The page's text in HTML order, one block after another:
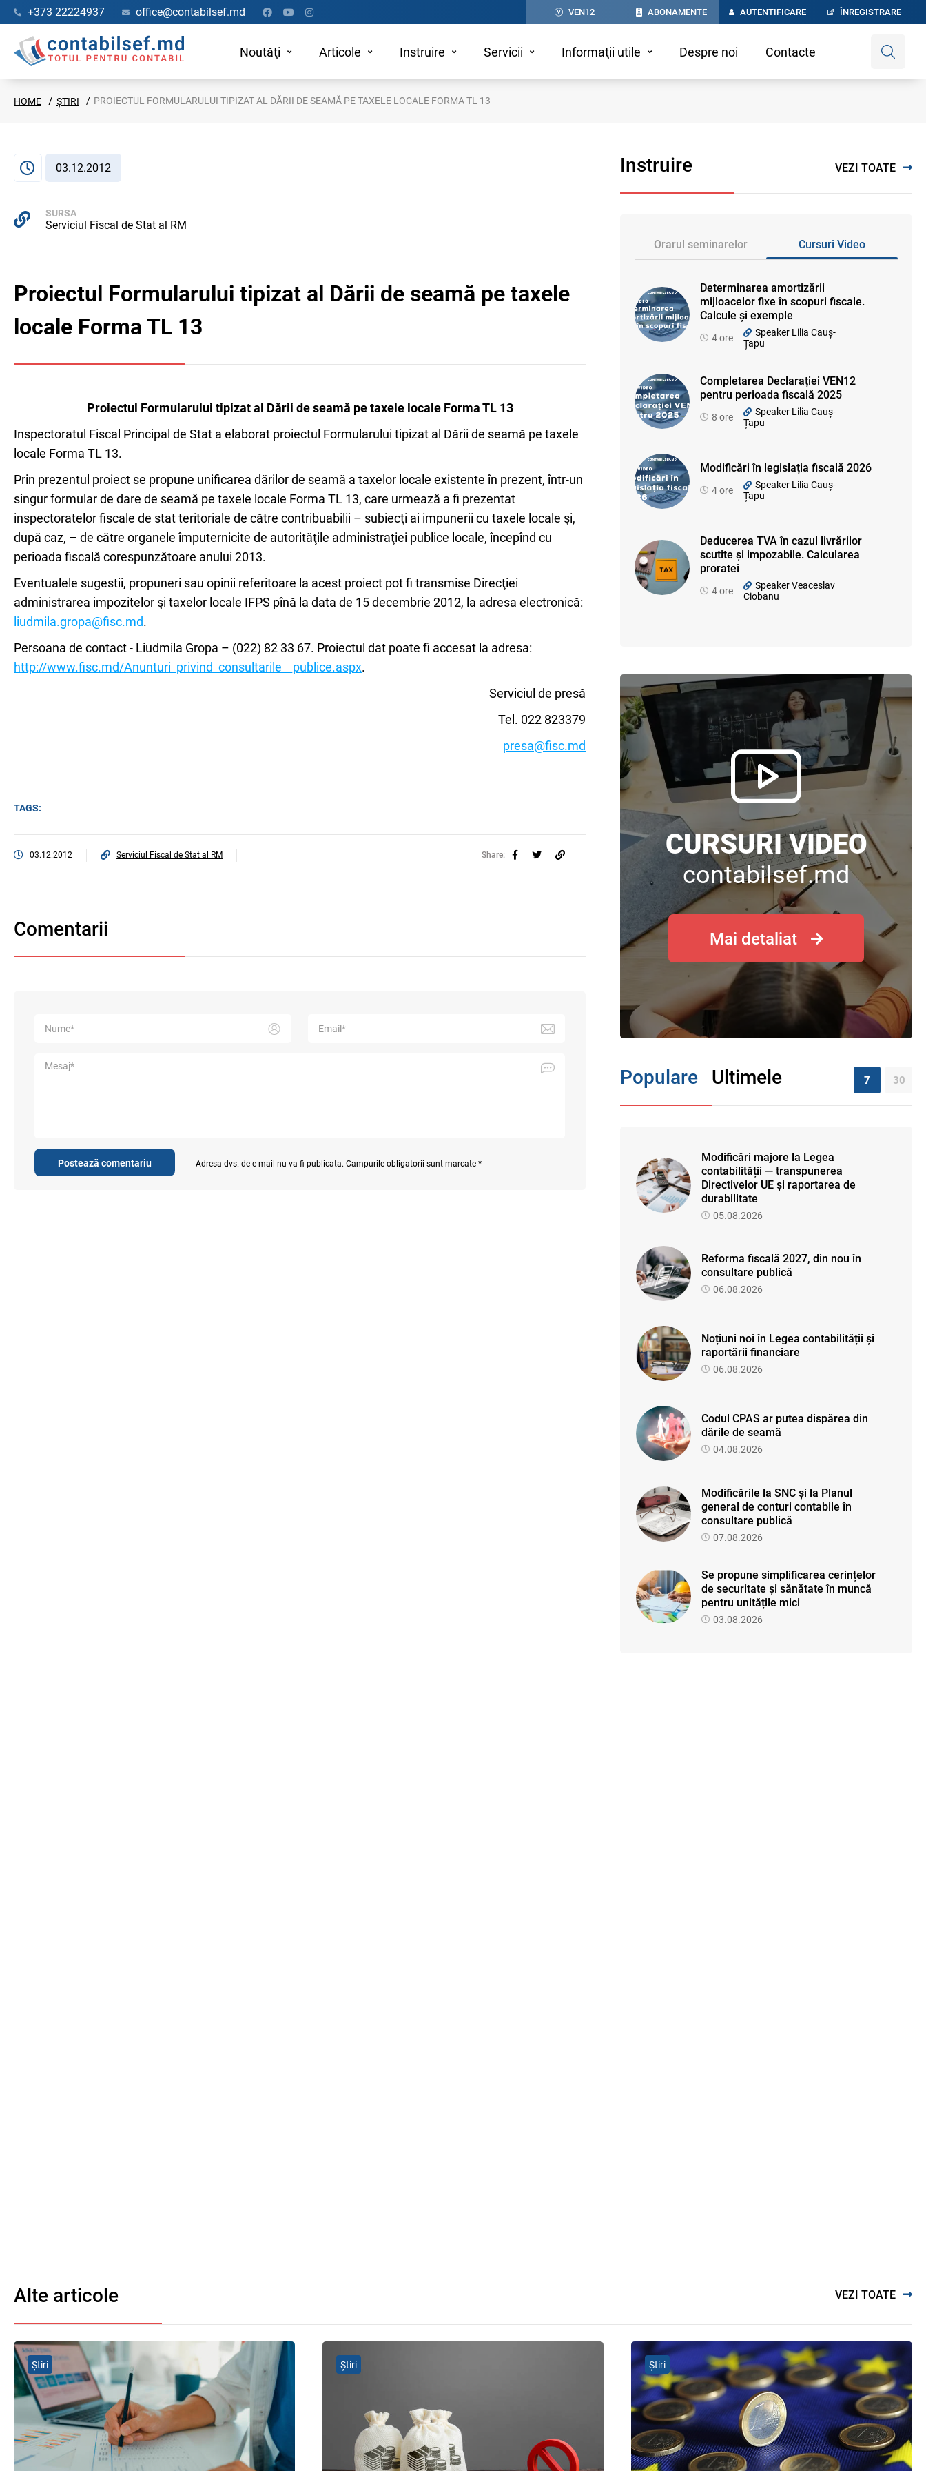
+373 22224937 office@contabilsef.md VEN12 ABONAMENTE AUTENTIFICARE ÎNREGISTRARE
Noutăţi Articole Instruire Servicii Informaţii utile Despre noi Contacte
HOME ȘTIRI PROIECTUL FORMULARULUI TIPIZAT AL DĂRII DE SEAMĂ PE TAXELE LOCALE FORMA TL 13
03.12.2012
SURSA
Serviciul Fiscal de Stat al RM
Proiectul Formularului tipizat al Dării de seamă pe taxele
locale Forma TL 13
Proiectul Formularului tipizat al Dării de seamă pe taxele locale Forma TL 13
Inspectoratul Fiscal Principal de Stat a elaborat proiectul Formularului tipizat al Dării de seamă pe taxele
locale Forma TL 13.
Prin prezentul proiect se propune unificarea dărilor de seamă a taxelor locale existente în prezent, într-un
singur formular de dare de seamă pe taxele locale Forma TL 13, care urmează a fi prezentat
inspectoratelor fiscale de stat teritoriale de către contribuabilii – subiecţi ai impunerii cu taxele locale şi,
după caz, – de către organele împuternicite de autorităţile administraţiei publice locale, începînd cu
perioada fiscală corespunzătoare anului 2013.
Eventualele sugestii, propuneri sau opinii referitoare la acest proiect pot fi transmise Direcţiei
administrarea impozitelor şi taxelor locale IFPS pînă la data de 15 decembrie 2012, la adresa electronică:
liudmila.gropa@fisc.md.
Рersoana de contact - Liudmila Gropa – (022) 82 33 67. Proiectul dat poate fi accesat la adresa:
http://www.fisc.md/Anunturi_privind_consultarile__publice.aspx.
Serviciul de presă
Tel. 022 823379
presa@fisc.md
TAGS:
03.12.2012 Serviciul Fiscal de Stat al RM Share:
Comentarii
Postează comentariu Adresa dvs. de e-mail nu va fi publicata. Campurile obligatorii sunt marcate *
Instruire VEZI TOATE
Orarul seminarelor Cursuri Video
Determinarea amortizării
mijloacelor fixe în scopuri fiscale.
Calcule și exemple
4 ore
Speaker Lilia Cauș-
Țapu
Completarea Declarației VEN12
pentru perioada fiscală 2025
8 ore
Speaker Lilia Cauș-
Țapu
Modificări în legislația fiscală 2026
4 ore
Speaker Lilia Cauș-
Țapu
Deducerea TVA în cazul livrărilor
scutite și impozabile. Calcularea
proratei
4 ore
Speaker Veaceslav
Ciobanu
CURSURI VIDEO
contabilsef.md
Mai detaliat
Populare Ultimele 7 30
Modificări majore la Legea
contabilității — transpunerea
Directivelor UE și raportarea de
durabilitate
05.08.2026
Reforma fiscală 2027, din nou în
consultare publică
06.08.2026
Noțiuni noi în Legea contabilității și
raportării financiare
06.08.2026
Codul CPAS ar putea dispărea din
dările de seamă
04.08.2026
Modificările la SNC și la Planul
general de conturi contabile în
consultare publică
07.08.2026
Se propune simplificarea cerințelor
de securitate și sănătate în muncă
pentru unitățile mici
03.08.2026
pentru cetățeni, afaceri și plata
05.08.2026 BNM
Efectele trecerii la euro ca monedă
de referință
06.08.2026 BNM
Alte articole VEZI TOATE
Știri Știri Știri